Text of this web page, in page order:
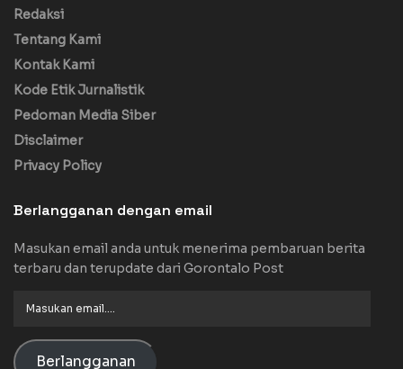
Redaksi
Tentang Kami
Kontak Kami
Kode Etik Jurnalistik
Pedoman Media Siber
Disclaimer
Privacy Policy
Berlangganan dengan email
Masukan email anda untuk menerima pembaruan berita
terbaru dan terupdate dari Gorontalo Post
Berlangganan